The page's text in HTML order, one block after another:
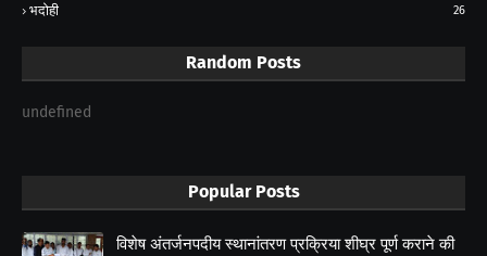
भदोही 26
Random Posts
undefined
Popular Posts
विशेष अंतर्जनपदीय स्थानांतरण प्रक्रिया शीघ्र पूर्ण कराने की